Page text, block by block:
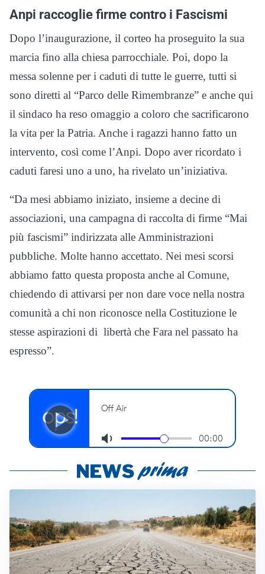
Anpi raccoglie firme contro i Fascismi
Dopo l’inaugurazione, il corteo ha proseguito la sua
marcia fino alla chiesa parrocchiale. Poi, dopo la
messa solenne per i caduti di tutte le guerre, tutti si
sono diretti al “Parco delle Rimembranze” e anche qui
il sindaco ha reso omaggio a coloro che sacrificarono
la vita per la Patria. Anche i ragazzi hanno fatto un
intervento, così come l’Anpi. Dopo aver ricordato i
caduti faresi uno a uno, ha rivelato un’iniziativa.
“Da mesi abbiamo iniziato, insieme a decine di
associazioni, una campagna di raccolta di firme “Mai
più fascismi” indirizzata alle Amministrazioni
pubbliche. Molte hanno accettato. Nei mesi scorsi
abbiamo fatto questa proposta anche al Comune,
chiedendo di attivarsi per non dare voce nella nostra
comunità a chi non riconosce nella Costituzione le
stesse aspirazioni di libertà che Fara nel passato ha
espresso”.